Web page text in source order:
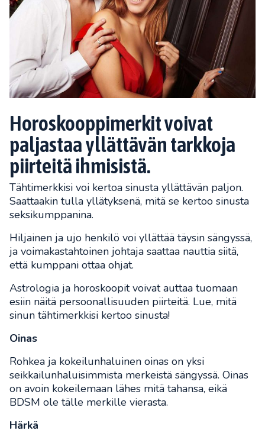
Horoskooppimerkit voivat
paljastaa yllättävän tarkkoja
piirteitä ihmisistä.
Tähtimerkkisi voi kertoa sinusta yllättävän paljon.
Saattaakin tulla yllätyksenä, mitä se kertoo sinusta
seksikumppanina.
Hiljainen ja ujo henkilö voi yllättää täysin sängyssä,
ja voimakastahtoinen johtaja saattaa nauttia siitä,
että kumppani ottaa ohjat.
Astrologia ja horoskoopit voivat auttaa tuomaan
esiin näitä persoonallisuuden piirteitä. Lue, mitä
sinun tähtimerkkisi kertoo sinusta!
Oinas
Rohkea ja kokeilunhaluinen oinas on yksi
seikkailunhaluisimmista merkeistä sängyssä. Oinas
on avoin kokeilemaan lähes mitä tahansa, eikä
BDSM ole tälle merkille vierasta.
Härkä